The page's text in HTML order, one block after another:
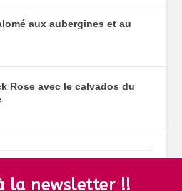
aux aubergines et au
Rose avec le calvados du
la newsletter !!